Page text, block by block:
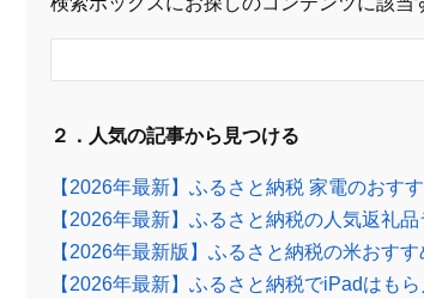
２．人気の記事から見つける
【2026年最新】ふるさと納税 家電のおす
【2026年最新】ふるさと納税の人気返礼
【2026年最新版】ふるさと納税の米おす
【2026年最新】ふるさと納税でiPadはも